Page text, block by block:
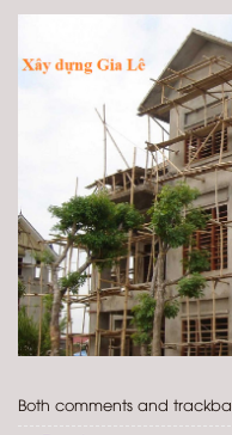
Both comments and